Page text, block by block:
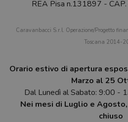
REA Pisa n.131897 - CAP.
Caravanbacci S.r.l. Operazione/Progetto
Toscana 2014-
Orario estivo di apertura
Marzo al 25
Dal Lunedì al Sabato: 9:00 -
Nei mesi di Luglio e
chiuso